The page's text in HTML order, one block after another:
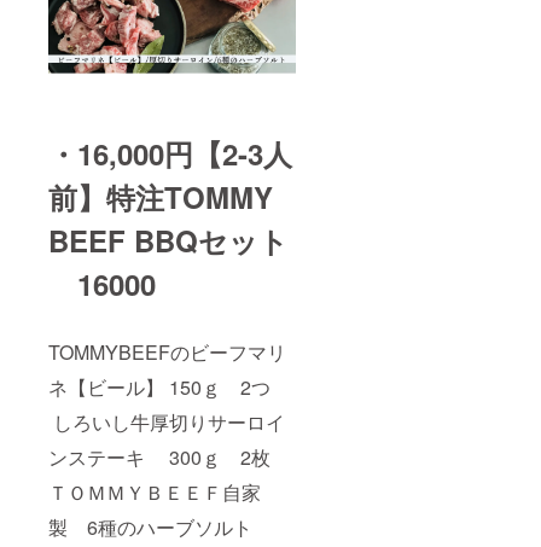
・16,000円【2-3人
前】特注TOMMY
BEEF BBQセット
16000
TOMMYBEEFのビーフマリ
ネ【ビール】 150ｇ 2つ
しろいし牛厚切りサーロイ
ンステーキ 300ｇ 2枚
ＴＯＭＭＹＢＥＥＦ自家
製 6種のハーブソルト